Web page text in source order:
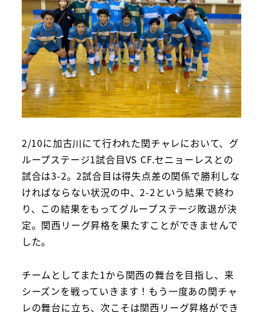
2/10に加古川にて行われた関チャレにおいて、グ
ループステージ1試合目VS CF.セニョーレスとの
試合は3-2。2試合目は得失点差の関係で勝利しな
ければならない状況の中、2-2という結果で終わ
り、この結果をもってグループステージ敗退が決
定。関西リーグ昇格を果たすことができませんで
した。
チームとしてまた1から関西の舞台を目指し、来
シーズンを戦っていきます！もう一度あの関チャ
レの舞台に立ち、次こそは関西リーグ昇格ができ